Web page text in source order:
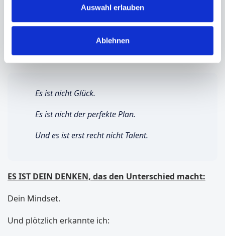
Auswahl erlauben
Ablehnen
Ich sprach mit Menschen – Mentoren – die schon das
Leben führten, das ich mir wünschte.
Ich begegnete Menschen wie Dr. Ron Slaymaker, die
mir unter anderem zeigten:
Es ist nicht Glück.
Es ist nicht der perfekte Plan.
Und es ist erst recht nicht Talent.
ES IST DEIN DENKEN, das den Unterschied macht:
Dein Mindset.
Und plötzlich erkannte ich: